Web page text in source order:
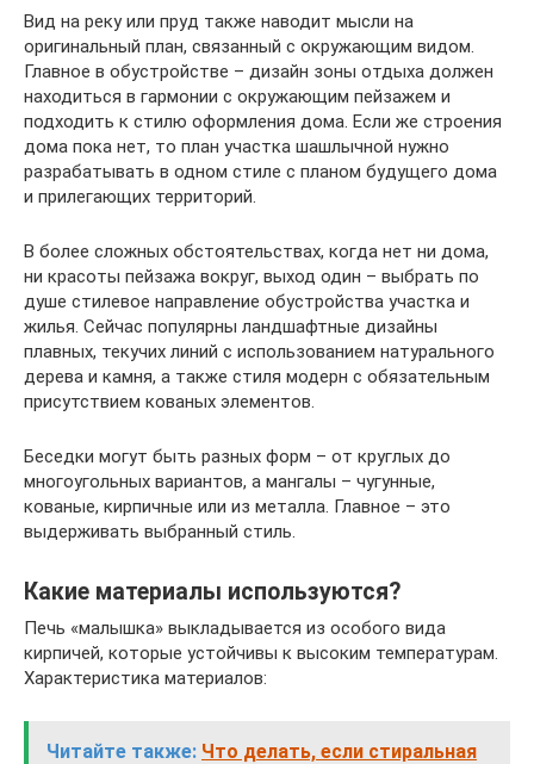
Вид на реку или пруд также наводит мысли на
оригинальный план, связанный с окружающим видом.
Главное в обустройстве – дизайн зоны отдыха должен
находиться в гармонии с окружающим пейзажем и
подходить к стилю оформления дома. Если же строения
дома пока нет, то план участка шашлычной нужно
разрабатывать в одном стиле с планом будущего дома
и прилегающих территорий.
В более сложных обстоятельствах, когда нет ни дома,
ни красоты пейзажа вокруг, выход один – выбрать по
душе стилевое направление обустройства участка и
жилья. Сейчас популярны ландшафтные дизайны
плавных, текучих линий с использованием натурального
дерева и камня, а также стиля модерн с обязательным
присутствием кованых элементов.
Беседки могут быть разных форм – от круглых до
многоугольных вариантов, а мангалы – чугунные,
кованые, кирпичные или из металла. Главное – это
выдерживать выбранный стиль.
Какие материалы используются?
Печь «малышка» выкладывается из особого вида
кирпичей, которые устойчивы к высоким температурам.
Характеристика материалов:
Читайте также: Что делать, если стиральная